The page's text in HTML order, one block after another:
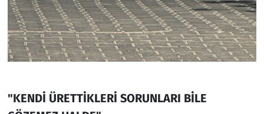
"KENDİ ÜRETTİKLERİ SORUNLARI BİLE